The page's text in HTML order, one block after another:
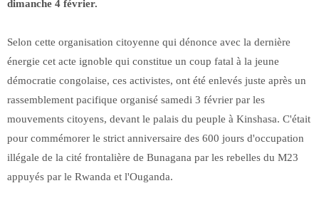
dimanche 4 février.
Selon cette organisation citoyenne qui dénonce avec la dernière
énergie cet acte ignoble qui constitue un coup fatal à la jeune
démocratie congolaise, ces activistes, ont été enlevés juste après un
rassemblement pacifique organisé samedi 3 février par les
mouvements citoyens, devant le palais du peuple à Kinshasa. C'était
pour commémorer le strict anniversaire des 600 jours d'occupation
illégale de la cité frontalière de Bunagana par les rebelles du M23
appuyés par le Rwanda et l'Ouganda.